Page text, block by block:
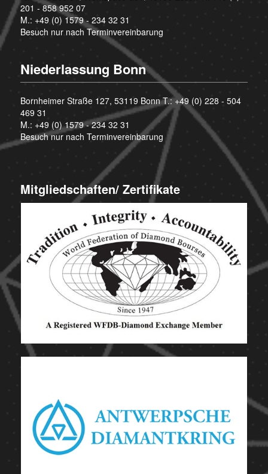
201 - 858 952 07
M.: +49 (0) 1579 - 234 32 31
Besuch nur nach Terminvereinbarung
Niederlassung Bonn
Bornheimer Straße 127, 53119 Bonn T.:+49 (0) 228 - 504
469 31
M.: +49 (0) 1579 - 234 32 31
Besuch nur nach Terminvereinbarung
Mitgliedschaften/ Zertifikate